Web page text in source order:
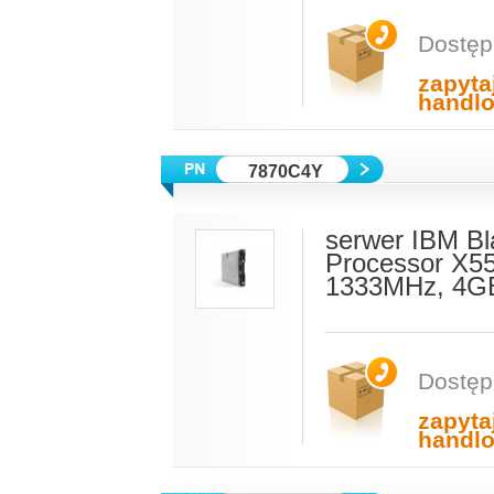
7870C4Y
serwer IBM
Processor
1333MHz,